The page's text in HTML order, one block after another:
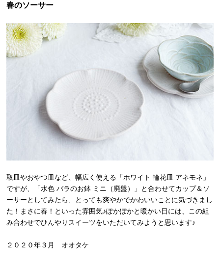
春のソーサー
取皿やおやつ皿など、幅広く使える「ホワイト 輪花皿 アネモネ」
ですが、「水色 バラのお鉢 ミニ（廃盤）」と合わせてカップ＆ソ
ーサーとしてみたら、とっても爽やかでかわいいことに気づきまし
た！まさに春！といった雰囲気♪ぽかぽかと暖かい日には、この組
み合わせでひんやりスイーツをいただいてみようと思います♪
２０２０年３月 オオタケ